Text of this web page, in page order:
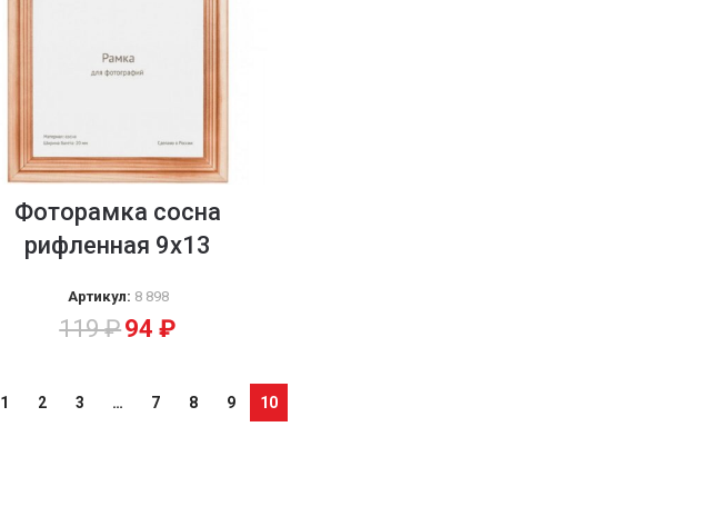
Фоторамка сосна
рифленная 9х13
Артикул: 8 898
119₽94₽
1 2 3 … 7 8 9 10